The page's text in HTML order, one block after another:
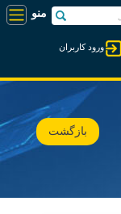
ورود کاربران
بازگشت